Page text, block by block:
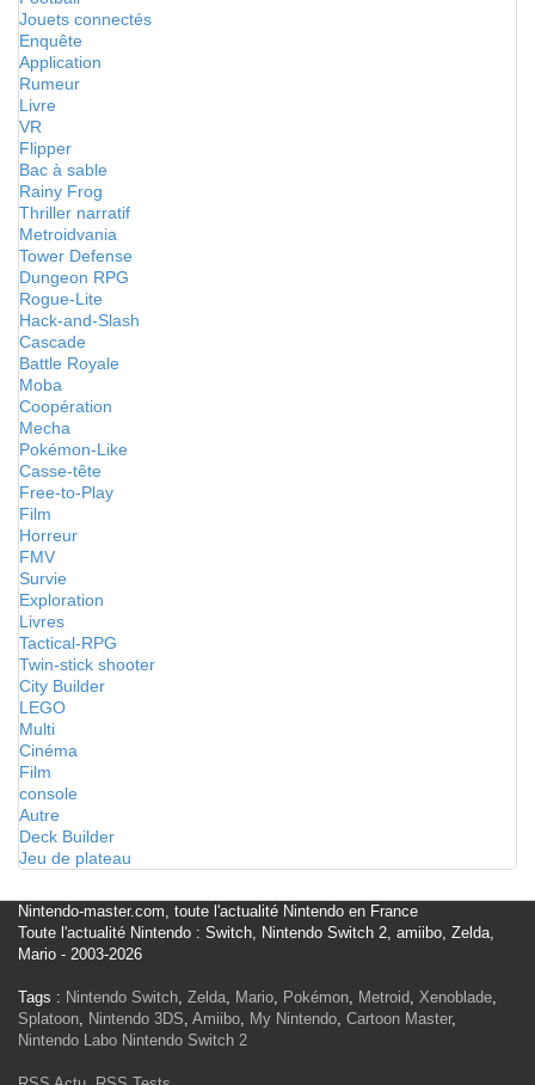
Jouets connectés
Enquête
Application
Rumeur
Livre
VR
Flipper
Bac à sable
Rainy Frog
Thriller narratif
Metroidvania
Tower Defense
Dungeon RPG
Rogue-Lite
Hack-and-Slash
Cascade
Battle Royale
Moba
Coopération
Mecha
Pokémon-Like
Casse-tête
Free-to-Play
Film
Horreur
FMV
Survie
Exploration
Livres
Tactical-RPG
Twin-stick shooter
City Builder
LEGO
Multi
Cinéma
Film
console
Autre
Deck Builder
Jeu de plateau
Nintendo-master.com, toute l'actualité Nintendo en France
Toute l'actualité Nintendo : Switch, Nintendo Switch 2, amiibo, Zelda,
Mario - 2003-2026
Tags : Nintendo Switch, Zelda, Mario, Pokémon, Metroid, Xenoblade,
Splatoon, Nintendo 3DS, Amiibo, My Nintendo, Cartoon Master,
Nintendo Labo Nintendo Switch 2